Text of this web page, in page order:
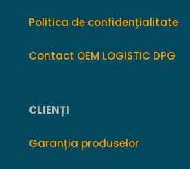
Politica de confidențialitate
Contact OEM LOGISTIC DPG
CLIENȚI
Garanția produselor